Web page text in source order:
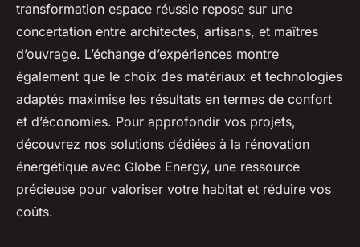
transformation espace réussie repose sur une
concertation entre architectes, artisans, et maîtres
d’ouvrage. L’échange d’expériences montre
également que le choix des matériaux et technologies
adaptés maximise les résultats en termes de confort
et d’économies. Pour approfondir vos projets,
découvrez nos solutions dédiées à la rénovation
énergétique avec Globe Energy, une ressource
précieuse pour valoriser votre habitat et réduire vos
coûts.